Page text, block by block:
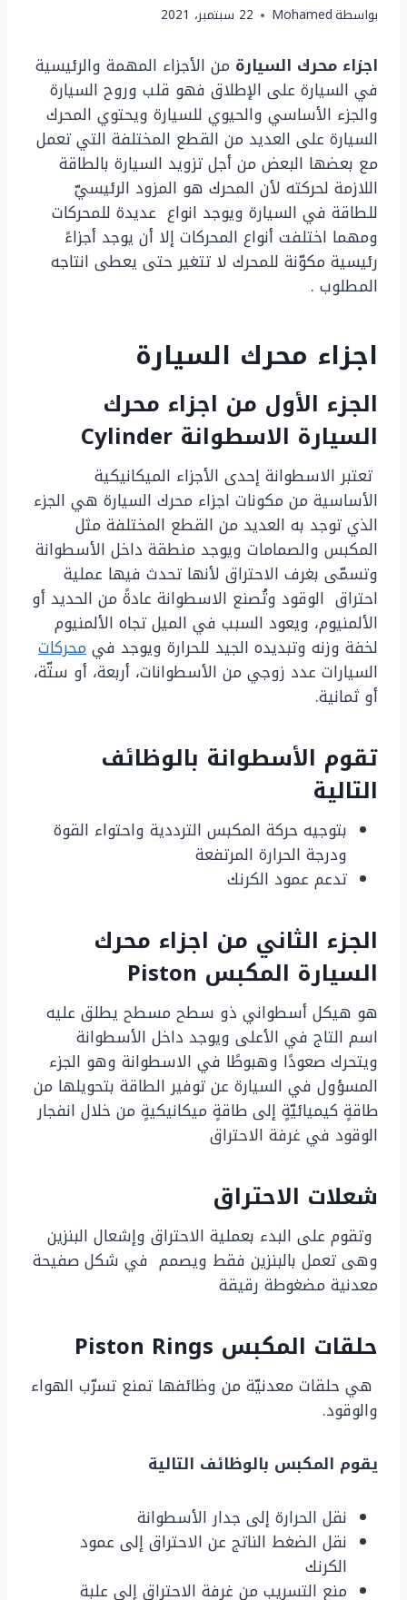
بواسطةMohamed 22 سبتمبر، 2021
اجزاء محرك السيارة من الأجزاء المهمة والرئيسية
في السيارة على الإطلاق فهو قلب وروح السيارة
والجزء الأساسي والحيوي للسيارة ويحتوي المحرك
السيارة على العديد من القطع المختلفة التي تعمل
مع بعضها البعض من أجل تزويد السيارة بالطاقة
اللازمة لحركته لأن المحرك هو المزود الرئيسيّ
للطاقة في السيارة ويوجد انواع عديدة للمحركات
ومهما اختلفت أنواع المحركات إلا أن يوجد أجزاءً
رئيسية مكوّنة للمحرك لا تتغير حتى يعطى انتاجه
المطلوب .
اجزاء محرك السيارة
الجزء الأول من اجزاء محرك
السيارة الاسطوانة Cylinder
تعتبر الاسطوانة إحدى الأجزاء الميكانيكية
الأساسية من مكونات اجزاء محرك السيارة هي الجزء
الذي توجد به العديد من القطع المختلفة مثل
المكبس والصمامات ويوجد منطقة داخل الأسطوانة
وتسمّى بغرف الاحتراق لأنها تحدث فيها عملية
احتراق الوقود وتُصنع الاسطوانة عادةً من الحديد أو
الألمنيوم، ويعود السبب في الميل تجاه الألمنيوم
لخفة وزنه وتبديده الجيد للحرارة ويوجد فيمحركات
السيارات عدد زوجي من الأسطوانات، أربعة، أو ستّة،
أو ثمانية.
تقوم الأسطوانة بالوظائف
التالية
بتوجيه حركة المكبس الترددية واحتواء القوة
ودرجة الحرارة المرتفعة
تدعم عمود الكرنك
الجزء الثاني من اجزاء محرك
السيارة المكبس Piston
هو هيكل أسطواني ذو سطح مسطح يطلق عليه
اسم التاج في الأعلى ويوجد داخل الأسطوانة
ويتحرك صعودًا وهبوطًا في الاسطوانة وهو الجزء
المسؤول في السيارة عن توفير الطاقة بتحويلها من
طاقةٍ كيميائيّةٍ إلى طاقةٍ ميكانيكيةٍ من خلال انفجار
الوقود في غرفة الاحتراق
شعلات الاحتراق
وتقوم على البدء بعملية الاحتراق وإشعال البنزين
وهى تعمل بالبنزين فقط ويصمم في شكل صفيحة
معدنية مضغوطة رقيقة
حلقات المكبس Piston Rings
هي حلقات معدنيّة من وظائفها تمنع تسرّب الهواء
والوقود.
يقوم المكبس بالوظائف التالية
نقل الحرارة إلى جدار الأسطوانة
نقل الضغط الناتج عن الاحتراق إلى عمود
الكرنك
منع التسريب من غرفة الاحتراق إلى علبة